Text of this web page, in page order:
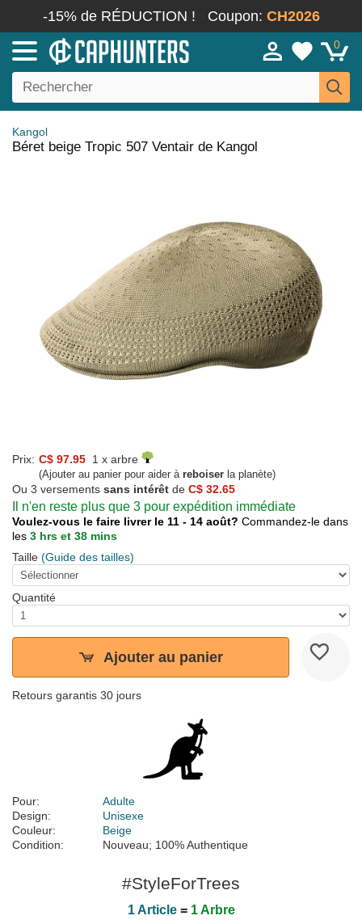
-15% de RÉDUCTION ! Coupon: CH2026
0
Kangol
Béret beige Tropic 507 Ventair de Kangol
Prix: C$ 97.95 1 x arbre
(Ajouter au panier pour aider à reboiser la planète)
Ou 3 versements sans intérêt de C$ 32.65
Il n'en reste plus que 3 pour expédition immédiate
Voulez-vous le faire livrer le 11 - 14 août? Commandez-le dans
les 3 hrs et 38 mins
Taille (Guide des tailles)
Quantité
Ajouter au panier
Retours garantis 30 jours
Pour:
Adulte
Design:
Unisexe
Couleur:
Beige
Condition:
Nouveau; 100% Authentique
#StyleForTrees
1 Article= 1 Arbre